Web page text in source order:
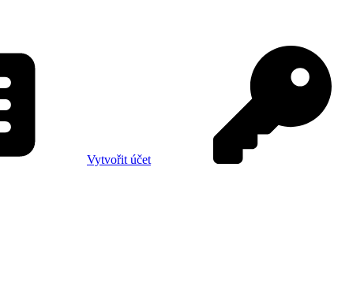
Vytvořit účet